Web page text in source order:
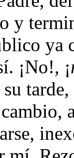
y
ya
¡No!, ¡
su